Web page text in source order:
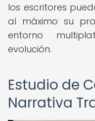
los escritores
al máximo su
entorno
evolución.
Estudio de
Narrativa